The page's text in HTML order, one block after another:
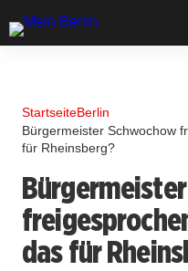
StartseiteBerlin
Bürgermeister Schwochow
für Rheinsberg?
das für